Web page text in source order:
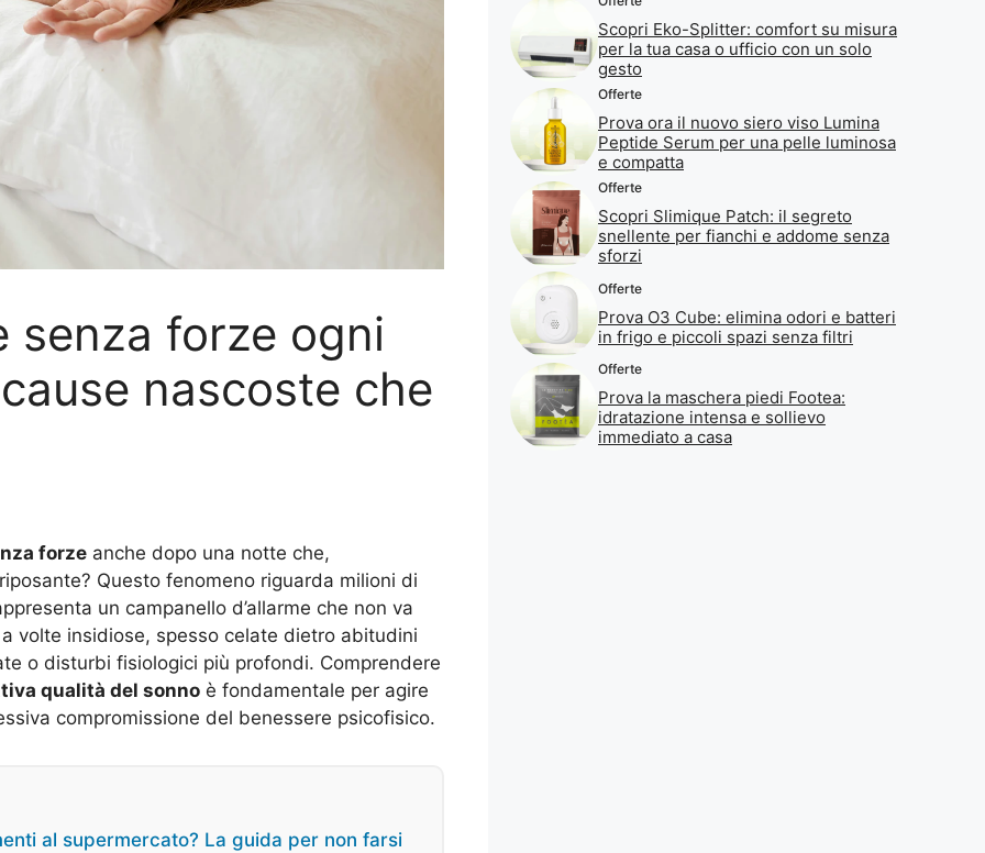
senza forze ogni
nascoste che
forze anche dopo una notte che,
Questo fenomeno riguarda milioni di
un campanello d’allarme che non va
volte insidiose, spesso celate dietro abitudini
o disturbi fisiologici più profondi. Comprendere
qualità del sonno è fondamentale per agire
compromissione del benessere psicofisico.
al supermercato? La guida per non farsi
Scopri Eko-Splitter: comfort su misura
per la tua casa o ufficio con un solo
gesto
Offerte
Prova ora il nuovo siero viso Lumina
Peptide Serum per una pelle luminosa
e compatta
Offerte
Scopri Slimique Patch: il segreto
snellente per fianchi e addome senza
sforzi
Offerte
Prova O3 Cube: elimina odori e batteri
in frigo e piccoli spazi senza filtri
Offerte
Prova la maschera piedi Footea:
idratazione intensa e sollievo
immediato a casa